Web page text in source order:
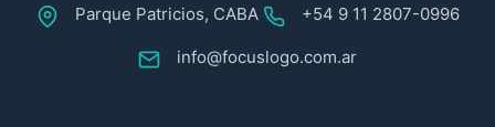
Parque Patricios, CABA +54 9 11 2807-0996
info@focuslogo.com.ar